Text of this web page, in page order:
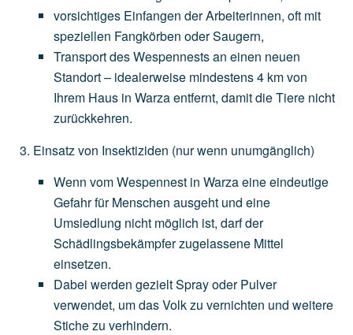
vorsichtiges Einfangen derArbeiterinnen, oft mit
speziellen Fangkörben oderSaugern,
TransportdesWespennestsan einen neuen
Standort– idealerweise mindestens4 kmvon
Ihrem Haus in Warzaentfernt, damitdieTiere nicht
zurückkehren.
Einsatz von Insektiziden (nurwenn unumgänglich)
Wenn vomWespennest in Warzaeineeindeutige
Gefahrfür Menschen ausgeht und eine
Umsiedlung nicht möglich ist, darfder
Schädlingsbekämpferzugelassene Mittel
einsetzen.
Dabei werden gezieltSprayoder Pulver
verwendet, umdasVolkzu vernichten und weitere
Stichezu verhindern.